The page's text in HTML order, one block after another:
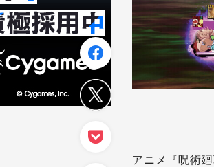
アニメ『呪術